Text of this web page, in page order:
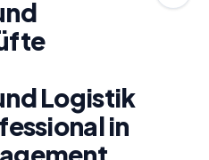
Logistik
in